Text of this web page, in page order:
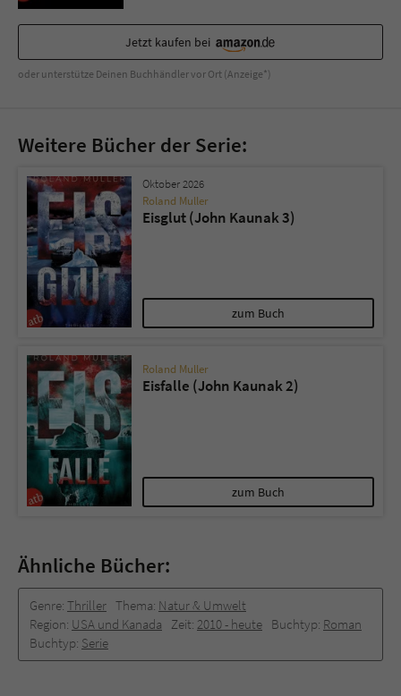
Jetzt kaufen bei
oder unterstütze Deinen Buchhändler vor Ort (Anzeige*)
Weitere Bücher der Serie:
Oktober 2026
Roland Muller
Eisglut (John Kaunak 3)
zum Buch
Roland Muller
Eisfalle (John Kaunak 2)
zum Buch
Ähnliche Bücher:
Genre: Thriller Thema: Natur & Umwelt
Region: USA und Kanada Zeit: 2010 -­ heute Buchtyp: Roman
Buchtyp: Serie